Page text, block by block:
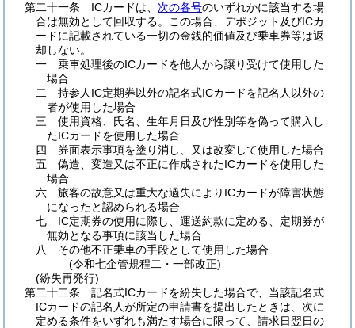
第二十一条
ICカードは、 次の各号のいずれかに該当する場
合は無効として回収する。
この場合、デポジット及びICカ
ードに記載されている一切の金銭的価値及び乗車券等は返
却しない。
一
乗車処理後のICカードを他人から譲り受けて使用した
場合
二
持参人IC定期券以外の記名式ICカードを記名人以外の
者が使用した場合
三
使用資格、氏名、生年月日及び性別等を偽って購入し
たICカードを使用した場合
四
券面表示事項を塗り消し、又は改変して使用した場合
五
偽造、変造又は不正に作成されたICカードを使用した
場合
六
旅客の故意又は重大な過失によりICカードが障害状態
になったと認められる場合
七
IC定期券の使用に際し、運送約款に定める、定期券が
無効となる事項に該当した場合
八
その他不正乗車の手段として使用した場合
(令和七企管規程二・一部改正)
(紛失再発行)
第二十二条
記名式ICカードを紛失した場合で、当該記名式
ICカードの記名人が所定の申請書を提出したときは、次に
定める条件をいずれも満たす場合に限って、請求日翌日の